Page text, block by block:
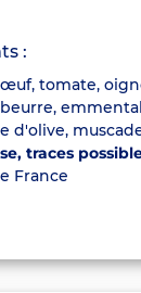
:
tomate,
d'olive,
traces
France